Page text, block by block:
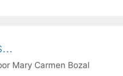
Mary Carmen Bozal